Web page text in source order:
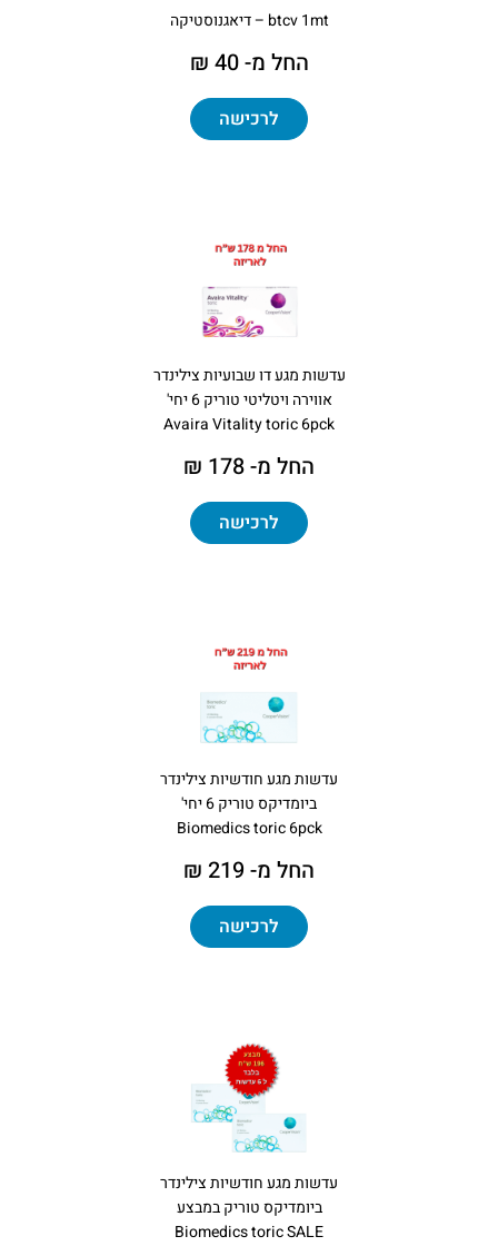
btcv 1mt – דיאגנוסטיקה
החל מ- 40 ₪
לרכישה
עדשות מגע דו שבועיות צילינדר
אווירה ויטליטי טוריק 6 יחי'
Avaira Vitality toric 6pck
החל מ- 178 ₪
לרכישה
עדשות מגע חודשיות צילינדר
ביומדיקס טוריק 6 יחי'
Biomedics toric 6pck
החל מ- 219 ₪
לרכישה
עדשות מגע חודשיות צילינדר
ביומדיקס טוריק במבצע
Biomedics toric SALE